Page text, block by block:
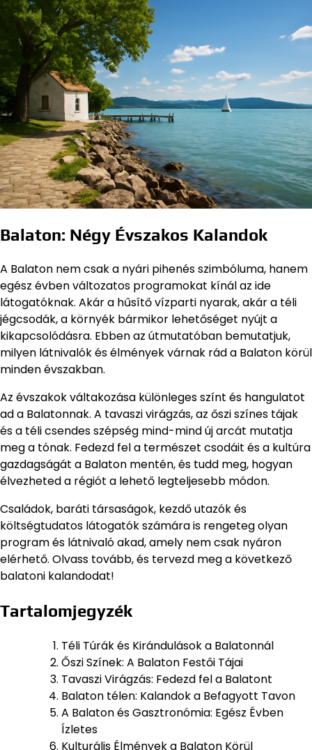
Balaton: Négy Évszakos Kalandok
A Balaton nem csak a nyári pihenés szimbóluma, hanem
egész évben változatos programokat kínál az ide
látogatóknak. Akár a hűsítő vízparti nyarak, akár a téli
jégcsodák, a környék bármikor lehetőséget nyújt a
kikapcsolódásra. Ebben az útmutatóban bemutatjuk,
milyen látnivalók és élmények várnak rád a Balaton körül
minden évszakban.
Az évszakok váltakozása különleges színt és hangulatot
ad a Balatonnak. A tavaszi virágzás, az őszi színes tájak
és a téli csendes szépség mind-mind új arcát mutatja
meg a tónak. Fedezd fel a természet csodáit és a kultúra
gazdagságát a Balaton mentén, és tudd meg, hogyan
élvezheted a régiót a lehető legteljesebb módon.
Családok, baráti társaságok, kezdő utazók és
költségtudatos látogatók számára is rengeteg olyan
program és látnivaló akad, amely nem csak nyáron
elérhető. Olvass tovább, és tervezd meg a következő
balatoni kalandodat!
Tartalomjegyzék
Téli Túrák és Kirándulások a Balatonnál
Őszi Színek: A Balaton Festői Tájai
Tavaszi Virágzás: Fedezd fel a Balatont
Balaton télen: Kalandok a Befagyott Tavon
A Balaton és Gasztronómia: Egész Évben
Ízletes
Kulturális Élmények a Balaton Körül